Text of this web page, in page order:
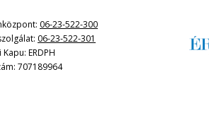
06-23-522-300
06-23-522-301
ERDPH
707189964